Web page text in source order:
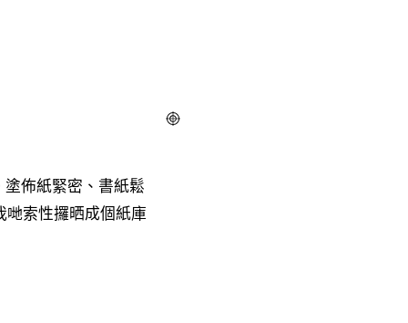
佈紙緊密、書紙鬆
索性攞晒成個紙庫